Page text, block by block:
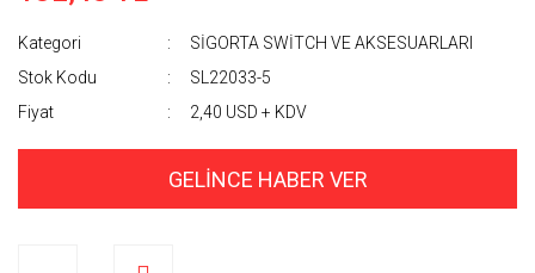
Kategori
SİGORTA SWİTCH VE AKSESUARLARI
Stok Kodu
SL22033-5
Fiyat
2,40 USD + KDV
GELİNCE HABER VER